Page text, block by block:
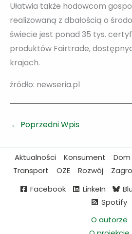
Ułatwia także hodowcom
realizowaną z dbałością o
świecie jest ponad 35 tys.
produktów Fairtrade,
krajach.
źródło: newseria.pl
← Poprzedni Wpis
Aktualności Konsument Dom
Transport
OZE Rozwój
Facebook
LinkeIn
Spotify
O autorze